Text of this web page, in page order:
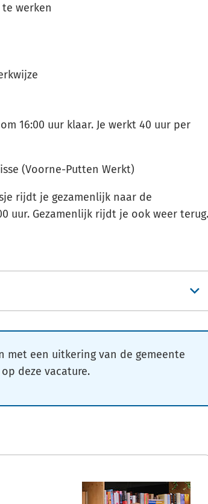
werken
16:00 uur klaar. Je werkt 40 uur per
(Voorne-Putten Werkt)
rijdt je gezamenlijk naar de
uur. Gezamenlijk rijdt je ook weer terug.
met een uitkering van de gemeente
deze vacature.